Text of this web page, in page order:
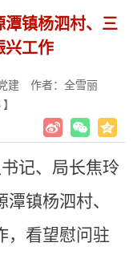
潭镇杨泗村、三
兴工作
建
作者：全雪丽
】
记、局长焦玲
镇杨泗村、
，看望慰问驻